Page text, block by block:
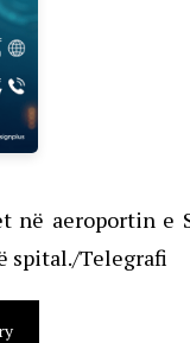
aeroportin e
spital./Telegrafi